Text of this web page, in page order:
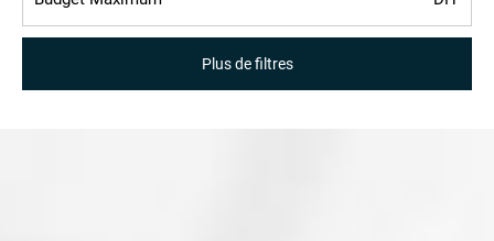
Plus de filtres